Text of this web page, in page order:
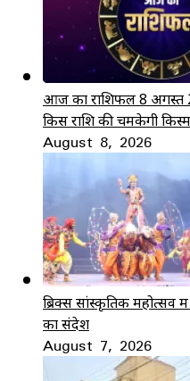
आज का राशिफल 8 अगस्त
किस राशि की चमकेगी
August 8, 2026
ब्रिक्स सांस्कृतिक महोत्सव
का संदेश
August 7, 2026